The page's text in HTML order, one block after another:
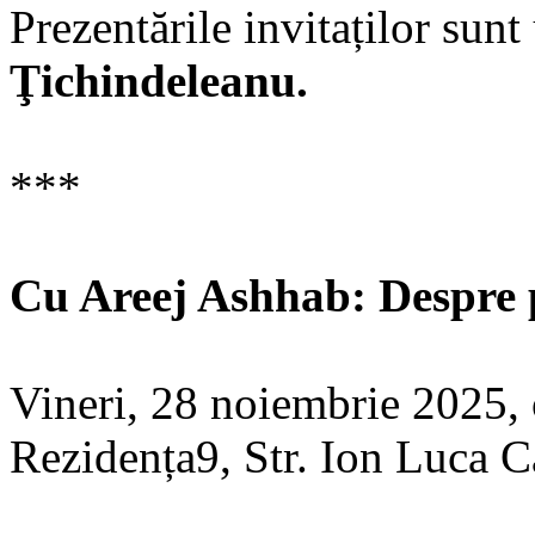
Prezentările invitaților
Ţichindeleanu.
***
Cu Areej Ashhab:
Vineri, 28 noiembrie 2025,
Rezidența9, Str. Ion Luca